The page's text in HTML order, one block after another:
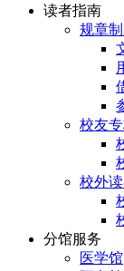
读者指南
规章
校友
校外
分馆服务
医学馆